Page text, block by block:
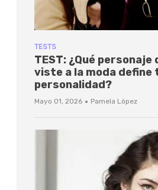
TESTS
TEST: ¿Qué personaje
viste a la moda
personalidad?
Mayo 01, 2026 · Pamela López